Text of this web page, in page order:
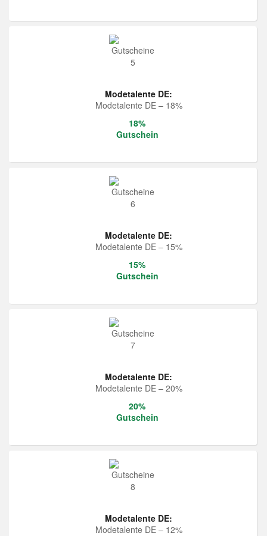
Modetalente DE:
Modetalente DE – 18%
18%
Gutschein
Modetalente DE:
Modetalente DE – 15%
15%
Gutschein
Modetalente DE:
Modetalente DE – 20%
20%
Gutschein
Modetalente DE:
Modetalente DE – 12%